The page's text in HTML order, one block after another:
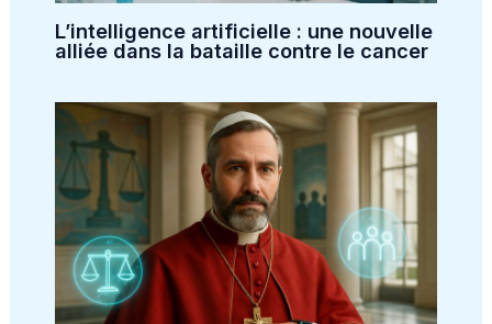
L’intelligence artificielle : une nouvelle
alliée dans la bataille contre le cancer